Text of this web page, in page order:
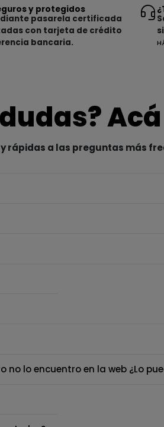
y protegidos
pasarela certificada
con tarjeta de crédito
bancaria.
rápidas a las preguntas más
lo encuentro en la web ¿Lo